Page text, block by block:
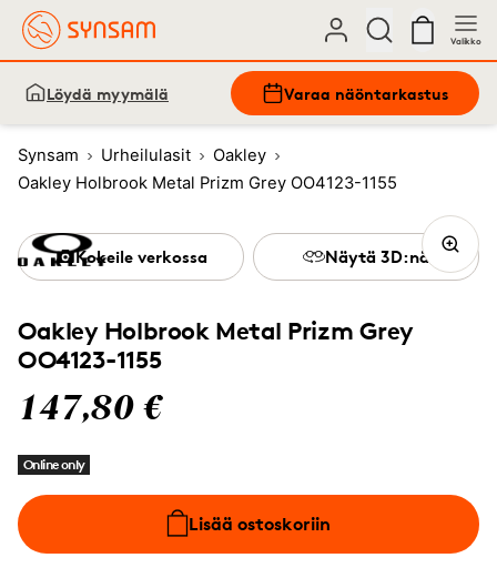
Valikko
Löydä myymälä Varaa näöntarkastus
Synsam Urheilulasit
Oakley
Oakley Holbrook Metal Prizm Grey OO4123-1155
Oakley Holbrook Metal Prizm Grey
OO4123-1155
147,80 €
Online only
Lisää ostoskoriin
Kokeile verkossa Näytä 3D:nä